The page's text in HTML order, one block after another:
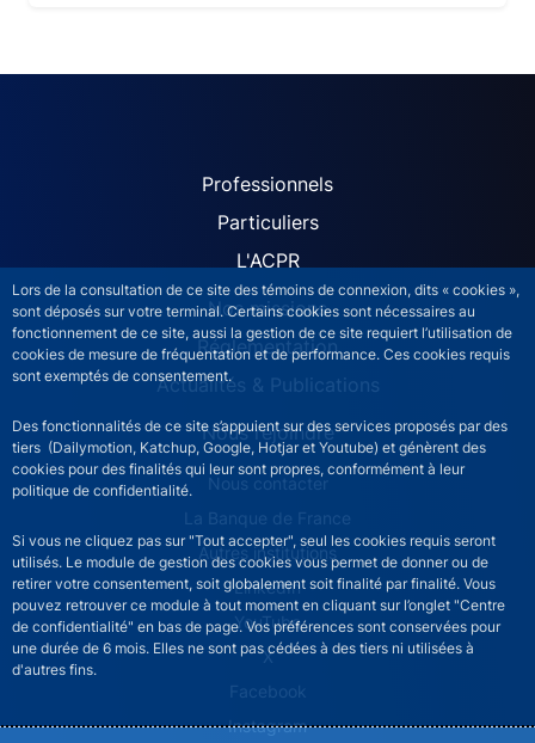
Lors de la consultation de ce site des témoins de connexion, dits « cookies »,
sont déposés sur votre terminal. Certains cookies sont nécessaires au
fonctionnement de ce site, aussi la gestion de ce site requiert l’utilisation de
cookies de mesure de fréquentation et de performance. Ces cookies requis
sont exemptés de consentement.
Des fonctionnalités de ce site s’appuient sur des services proposés par des
tiers (Dailymotion, Katchup, Google, Hotjar et Youtube) et génèrent des
cookies pour des finalités qui leur sont propres, conformément à leur
politique de confidentialité.
Si vous ne cliquez pas sur "Tout accepter", seul les cookies requis seront
utilisés. Le module de gestion des cookies vous permet de donner ou de
retirer votre consentement, soit globalement soit finalité par finalité. Vous
pouvez retrouver ce module à tout moment en cliquant sur l’onglet "Centre
de confidentialité" en bas de page. Vos préférences sont conservées pour
une durée de 6 mois. Elles ne sont pas cédées à des tiers ni utilisées à
d'autres fins.
ACPR site navigation
Professionnels
Particuliers
L'ACPR
Nos missions
Réglementation
Actualités & Publications
Nous rejoindre
ACPR footer secondary menu (French)
Nous contacter
La Banque de France
Autres institutions
LinkedIn
YouTube
X
Facebook
Instagram